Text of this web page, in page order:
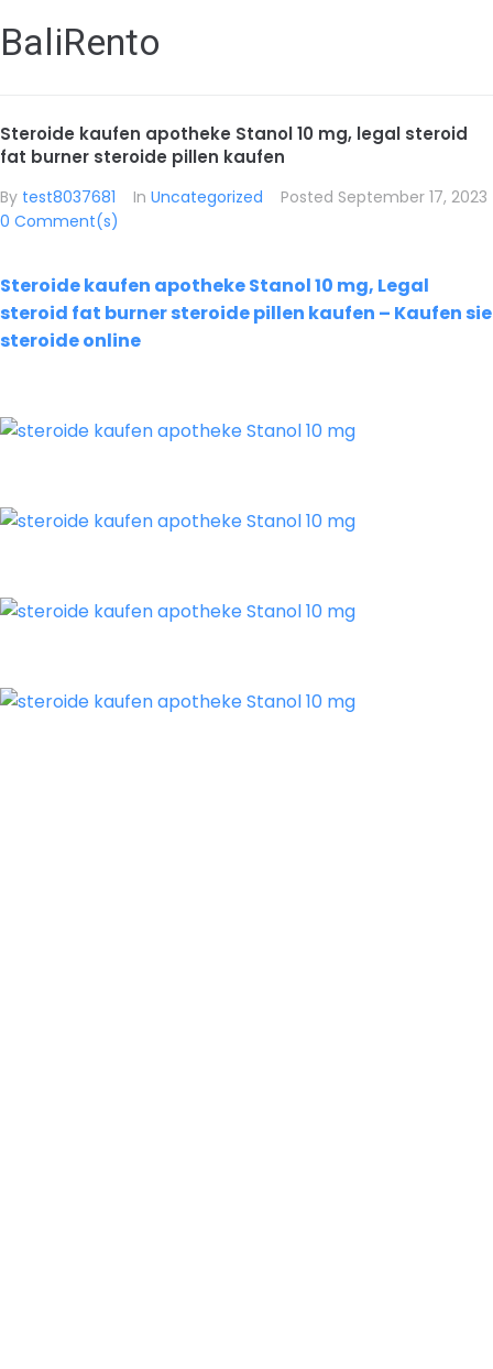
BaliRento
Steroide kaufen apotheke Stanol 10 mg, legal steroid
fat burner steroide pillen kaufen
By test8037681 In Uncategorized Posted September 17, 2023
0 Comment(s)
Steroide kaufen apotheke Stanol 10 mg, Legal
steroid fat burner steroide pillen kaufen – Kaufen sie
steroide online